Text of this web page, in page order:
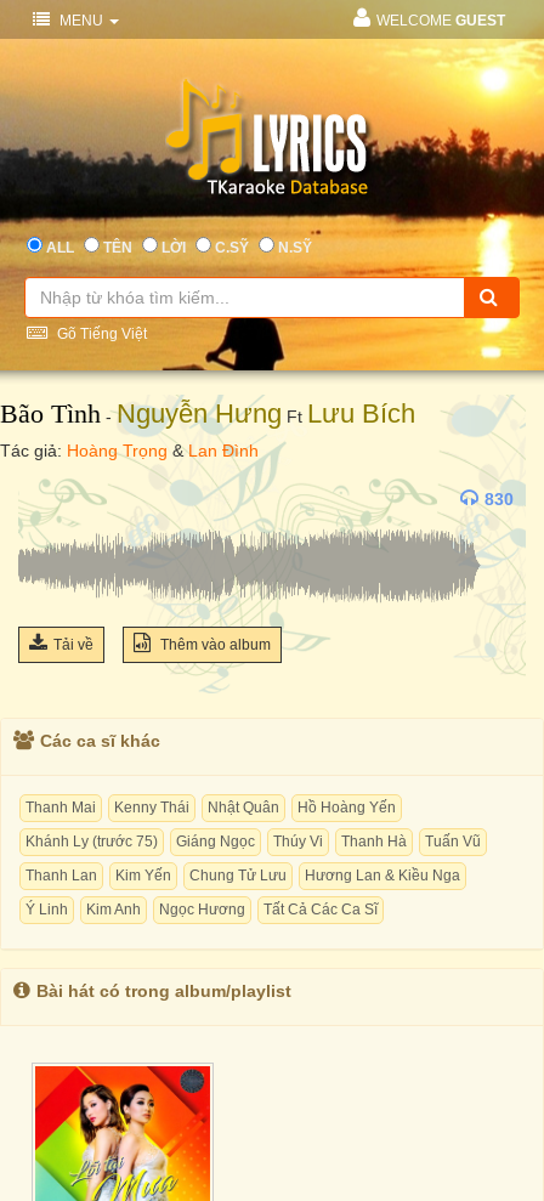
MENU WELCOME GUEST
ALL TÊN LỜI C.SỸ N.SỸ
Gõ Tiếng Việt
Bão Tình -Nguyễn Hưng Ft Lưu Bích
Tác giả: Hoàng Trọng &Lan Đình
830
Tải về Thêm vào album
Các ca sĩ khác
Thanh Mai Kenny Thái Nhật Quân
Hồ Hoàng Yến
Khánh Ly (trước 75)
Giáng Ngọc Thúy Vi Thanh Hà
Tuấn Vũ
Thanh Lan
Kim Yến Chung Tử Lưu
Hương Lan & Kiều Nga
Ý Linh
Kim Anh Ngọc Hương Tất Cả Các Ca Sĩ
Bài hát có trong album/playlist